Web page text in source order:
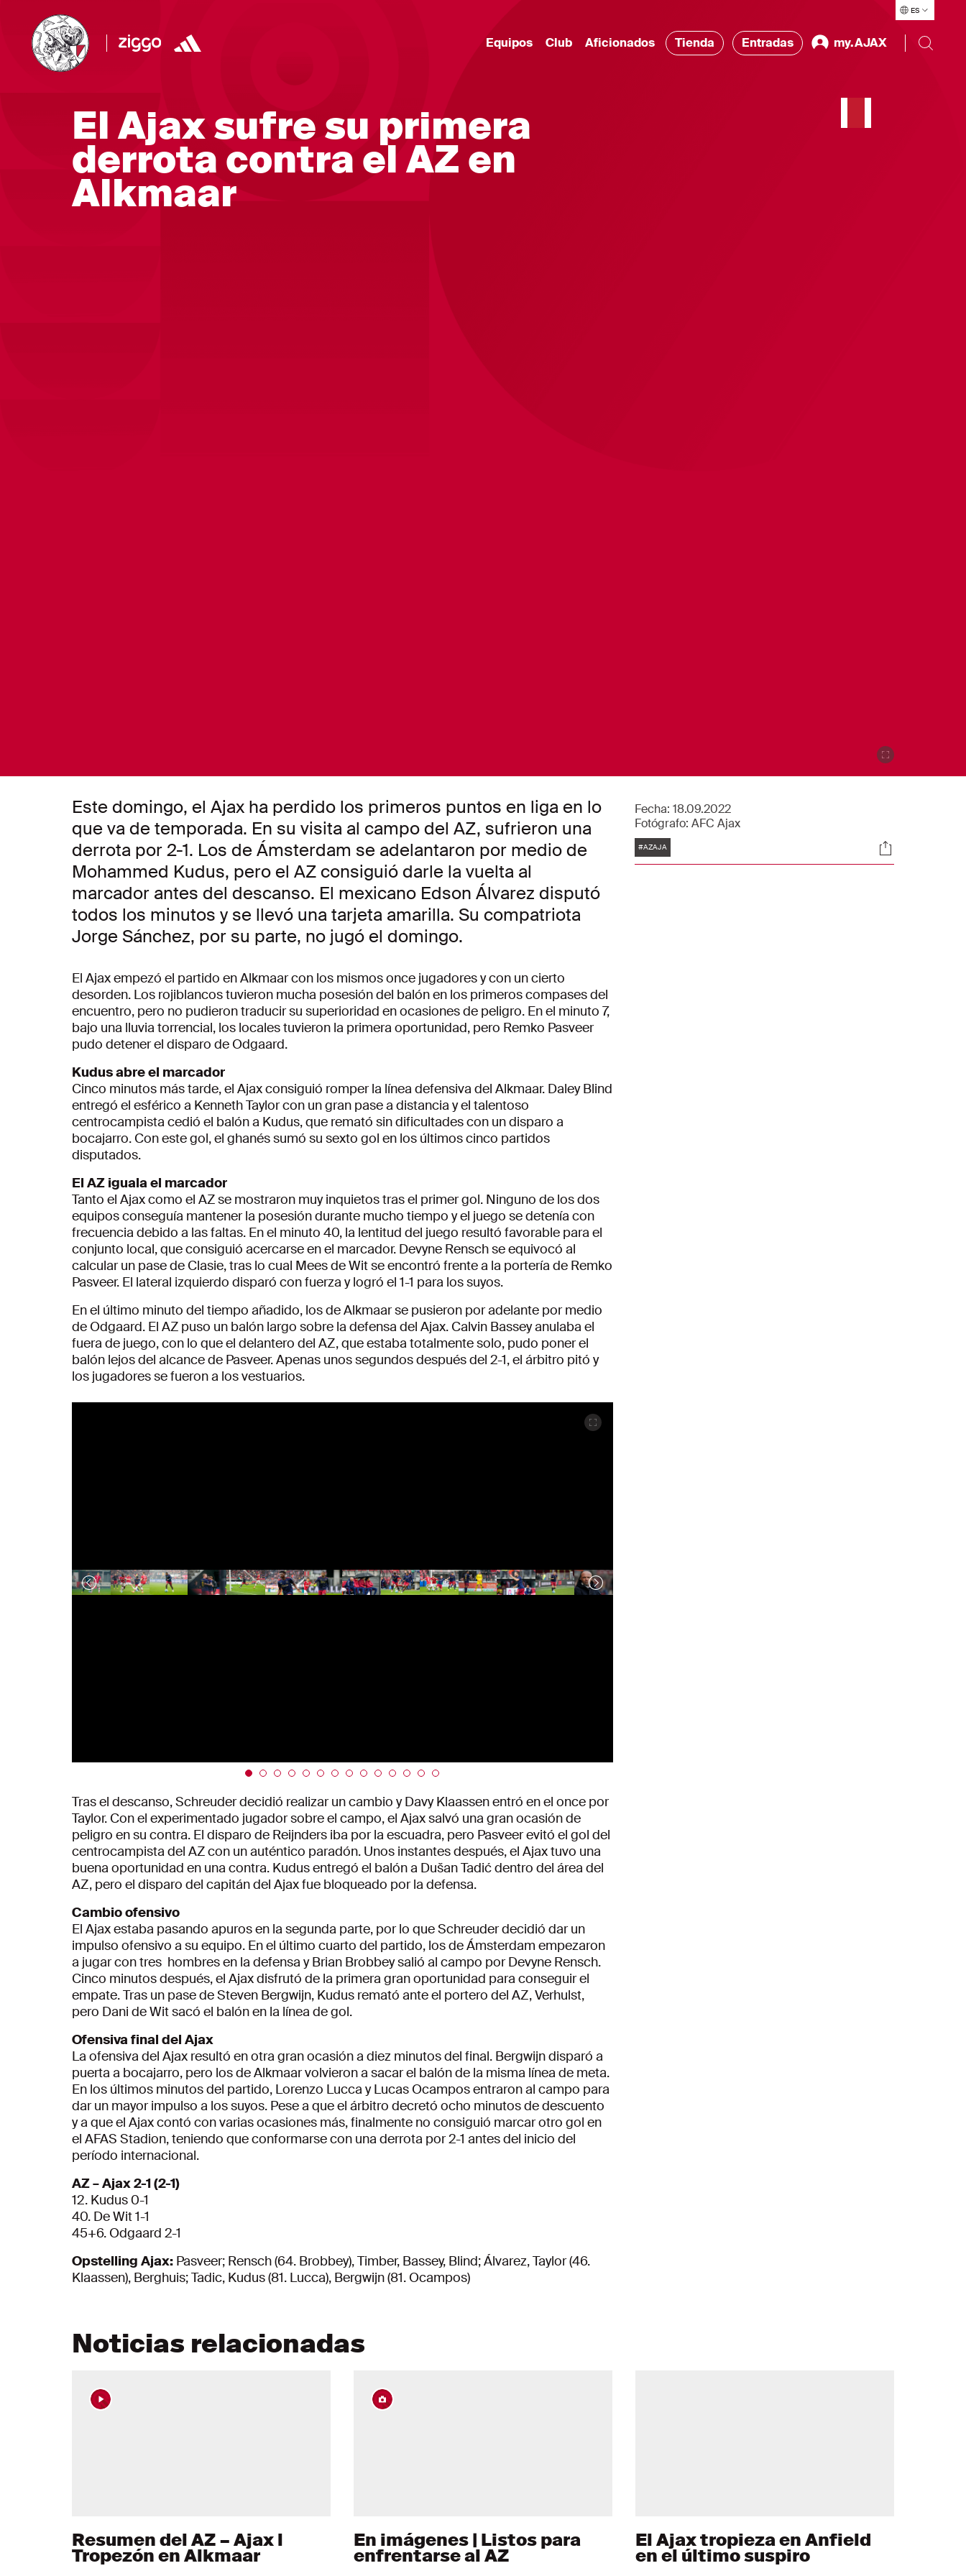
ES
Equipos Club Aficionados Tienda Entradas my.AJAX
El Ajax sufre su primera
derrota contra el AZ en
Alkmaar
Este domingo, el Ajax ha perdido los primeros puntos en liga en lo
que va de temporada. En su visita al campo del AZ, sufrieron una
derrota por 2-1. Los de Ámsterdam se adelantaron por medio de
Mohammed Kudus, pero el AZ consiguió darle la vuelta al
marcador antes del descanso. El mexicano Edson Álvarez disputó
todos los minutos y se llevó una tarjeta amarilla. Su compatriota
Jorge Sánchez, por su parte, no jugó el domingo.
Fecha: 18.09.2022
Fotógrafo: AFC Ajax
Etiquetas
#AZAJA Sociales
El Ajax empezó el partido en Alkmaar con los mismos once jugadores y con un cierto
desorden. Los rojiblancos tuvieron mucha posesión del balón en los primeros compases del
encuentro, pero no pudieron traducir su superioridad en ocasiones de peligro. En el minuto 7,
bajo una lluvia torrencial, los locales tuvieron la primera oportunidad, pero Remko Pasveer
pudo detener el disparo de Odgaard.
Kudus abre el marcador
Cinco minutos más tarde, el Ajax consiguió romper la línea defensiva del Alkmaar. Daley Blind
entregó el esférico a Kenneth Taylor con un gran pase a distancia y el talentoso
centrocampista cedió el balón a Kudus, que remató sin dificultades con un disparo a
bocajarro. Con este gol, el ghanés sumó su sexto gol en los últimos cinco partidos
disputados.
El AZ iguala el marcador
Tanto el Ajax como el AZ se mostraron muy inquietos tras el primer gol. Ninguno de los dos
equipos conseguía mantener la posesión durante mucho tiempo y el juego se detenía con
frecuencia debido a las faltas. En el minuto 40, la lentitud del juego resultó favorable para el
conjunto local, que consiguió acercarse en el marcador. Devyne Rensch se equivocó al
calcular un pase de Clasie, tras lo cual Mees de Wit se encontró frente a la portería de Remko
Pasveer. El lateral izquierdo disparó con fuerza y logró el 1-1 para los suyos.
En el último minuto del tiempo añadido, los de Alkmaar se pusieron por adelante por medio
de Odgaard. El AZ puso un balón largo sobre la defensa del Ajax. Calvin Bassey anulaba el
fuera de juego, con lo que el delantero del AZ, que estaba totalmente solo, pudo poner el
balón lejos del alcance de Pasveer. Apenas unos segundos después del 2-1, el árbitro pitó y
los jugadores se fueron a los vestuarios.
Tras el descanso, Schreuder decidió realizar un cambio y Davy Klaassen entró en el once por
Taylor. Con el experimentado jugador sobre el campo, el Ajax salvó una gran ocasión de
peligro en su contra. El disparo de Reijnders iba por la escuadra, pero Pasveer evitó el gol del
centrocampista del AZ con un auténtico paradón. Unos instantes después, el Ajax tuvo una
buena oportunidad en una contra. Kudus entregó el balón a Dušan Tadić dentro del área del
AZ, pero el disparo del capitán del Ajax fue bloqueado por la defensa.
Cambio ofensivo
El Ajax estaba pasando apuros en la segunda parte, por lo que Schreuder decidió dar un
impulso ofensivo a su equipo. En el último cuarto del partido, los de Ámsterdam empezaron
a jugar con tres hombres en la defensa y Brian Brobbey salió al campo por Devyne Rensch.
Cinco minutos después, el Ajax disfrutó de la primera gran oportunidad para conseguir el
empate. Tras un pase de Steven Bergwijn, Kudus remató ante el portero del AZ, Verhulst,
pero Dani de Wit sacó el balón en la línea de gol.
Ofensiva final del Ajax
La ofensiva del Ajax resultó en otra gran ocasión a diez minutos del final. Bergwijn disparó a
puerta a bocajarro, pero los de Alkmaar volvieron a sacar el balón de la misma línea de meta.
En los últimos minutos del partido, Lorenzo Lucca y Lucas Ocampos entraron al campo para
dar un mayor impulso a los suyos. Pese a que el árbitro decretó ocho minutos de descuento
y a que el Ajax contó con varias ocasiones más, finalmente no consiguió marcar otro gol en
el AFAS Stadion, teniendo que conformarse con una derrota por 2-1 antes del inicio del
período internacional.
AZ – Ajax 2-1 (2-1)
12. Kudus 0-1
40. De Wit 1-1
45+6. Odgaard 2-1
Opstelling Ajax: Pasveer; Rensch (64. Brobbey), Timber, Bassey, Blind; Álvarez, Taylor (46.
Klaassen), Berghuis; Tadic, Kudus (81. Lucca), Bergwijn (81. Ocampos)
Noticias relacionadas
Resumen del AZ – Ajax l
Tropezón en Alkmaar
En imágenes | Listos para
enfrentarse al AZ
El Ajax tropieza en Anfield
en el último suspiro